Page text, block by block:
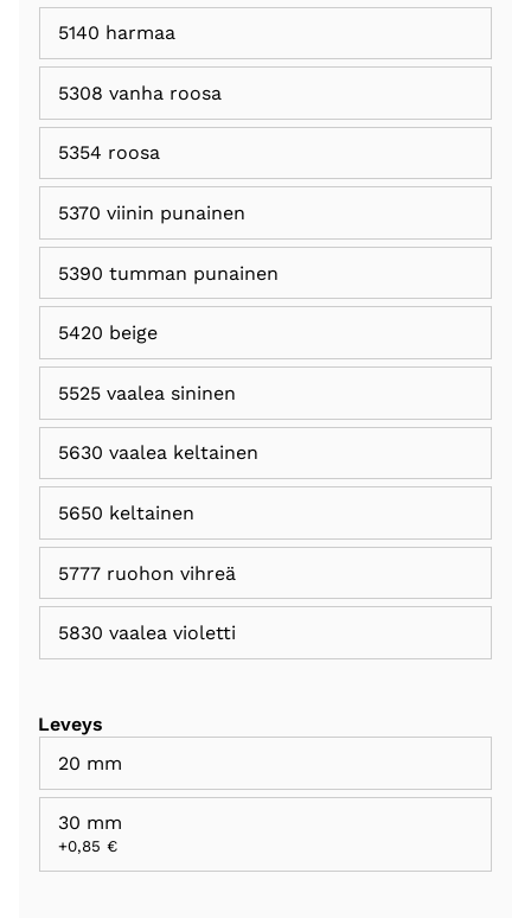
5140 harmaa
5308 vanha roosa
5354 roosa
5370 viinin punainen
5390 tumman punainen
5420 beige
5525 vaalea sininen
5630 vaalea keltainen
5650 keltainen
5777 ruohon vihreä
5830 vaalea violetti
Leveys
20 mm
30 mm
+0,85 €